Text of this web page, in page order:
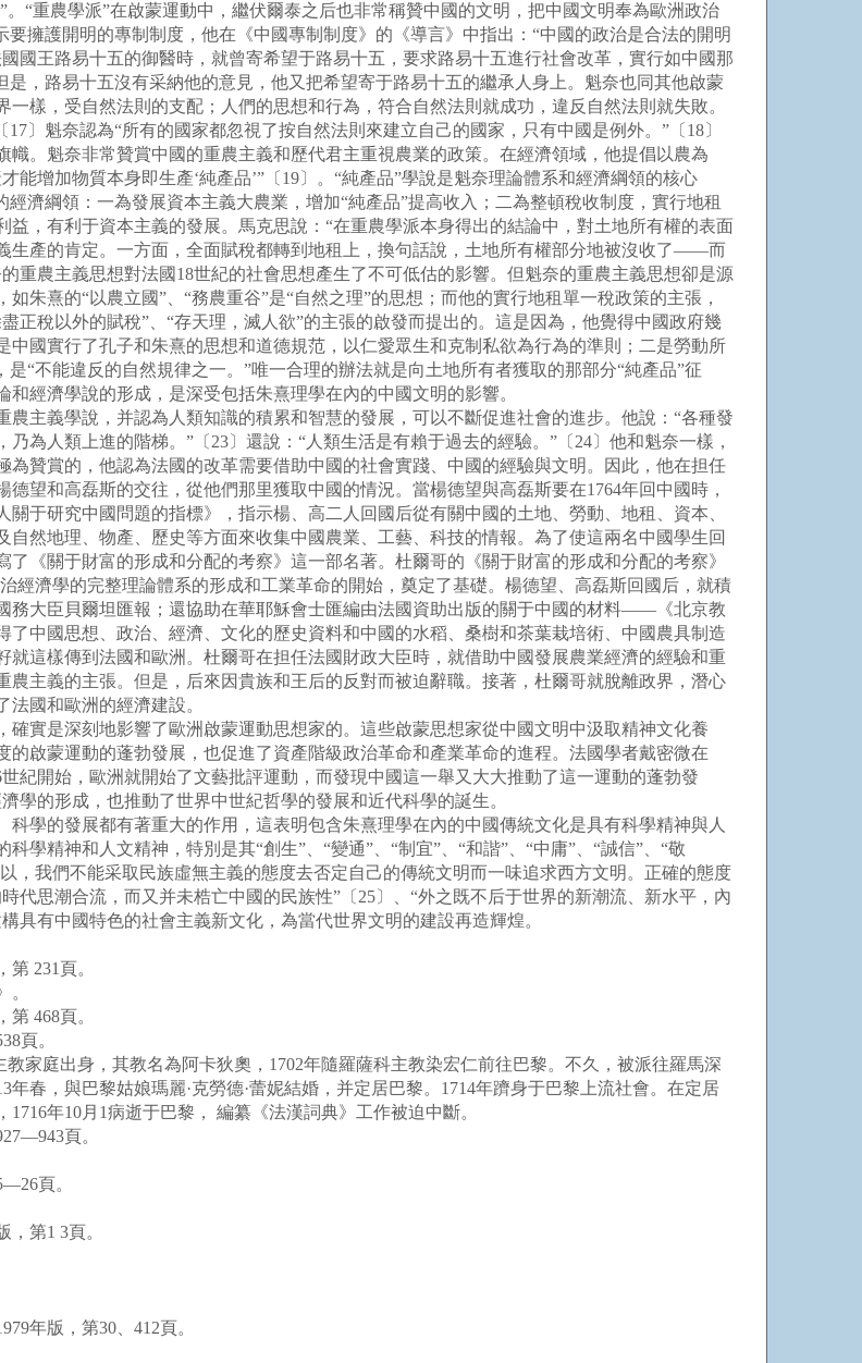
“重農學派”在啟蒙運動中，繼伏爾泰之后也非常稱贊中國的文明，把中國文明奉為歐洲政治
擁護開明的專制制度，他在《中國專制制度》的《導言》中指出：“中國的政治是合法的開明
國王路易十五的御醫時，就曾寄希望于路易十五，要求路易十五進行社會改革，實行如中國那
，路易十五沒有采納他的意見，他又把希望寄于路易十五的繼承人身上。魁奈也同其他啟蒙
樣，受自然法則的支配；人們的思想和行為，符合自然法則就成功，違反自然法則就失敗。
〕魁奈認為“所有的國家都忽視了按自然法則來建立自己的國家，只有中國是例外。”〔18〕
。魁奈非常贊賞中國的重農主義和歷代君主重視農業的政策。在經濟領域，他提倡以農為
增加物質本身即生產‘純產品’”〔19〕。“純產品”學說是魁奈理論體系和經濟綱領的核心
經濟綱領：一為發展資本主義大農業，增加“純產品”提高收入；二為整頓稅收制度，實行地租
，有利于資本主義的發展。馬克思說：“在重農學派本身得出的結論中，對土地所有權的表面
生產的肯定。一方面，全面賦稅都轉到地租上，換句話說，土地所有權部分地被沒收了——而
農主義思想對法國18世紀的社會思想產生了不可低估的影響。但魁奈的重農主義思想卻是源
朱熹的“以農立國”、“務農重谷”是“自然之理”的思想；而他的實行地租單一稅政策的主張，
正稅以外的賦稅”、“存天理，滅人欲”的主張的啟發而提出的。這是因為，他覺得中國政府幾
國實行了孔子和朱熹的思想和道德規范，以仁愛眾生和克制私欲為行為的準則；二是勞動所
“不能違反的自然規律之一。”唯一合理的辦法就是向土地所有者獲取的那部分“純產品”征
經濟學說的形成，是深受包括朱熹理學在內的中國文明的影響。
義學說，并認為人類知識的積累和智慧的發展，可以不斷促進社會的進步。他說：“各種發
為人類上進的階梯。”〔23〕還說：“人類生活是有賴于過去的經驗。”〔24〕他和魁奈一樣，
贊賞的，他認為法國的改革需要借助中國的社會實踐、中國的經驗與文明。因此，他在担任
望和高磊斯的交往，從他們那里獲取中國的情況。當楊德望與高磊斯要在1764年回中國時，
于研究中國問題的指標》，指示楊、高二人回國后從有關中國的土地、勞動、地租、資本、
然地理、物產、歷史等方面來收集中國農業、工藝、科技的情報。為了使這兩名中國學生回
《關于財富的形成和分配的考察》這一部名著。杜爾哥的《關于財富的形成和分配的考察》
經濟學的完整理論體系的形成和工業革命的開始，奠定了基礎。楊德望、高磊斯回國后，就積
務大臣貝爾坦匯報；還協助在華耶穌會士匯編由法國資助出版的關于中國的材料——《北京教
中國思想、政治、經濟、文化的歷史資料和中國的水稻、桑樹和茶葉栽培術、中國農具制造
這樣傳到法國和歐洲。杜爾哥在担任法國財政大臣時，就借助中國發展農業經濟的經驗和重
主義的主張。但是，后來因貴族和王后的反對而被迫辭職。接著，杜爾哥就脫離政界，潛心
國和歐洲的經濟建設。
是深刻地影響了歐洲啟蒙運動思想家的。這些啟蒙思想家從中國文明中汲取精神文化養
啟蒙運動的蓬勃發展，也促進了資產階級政治革命和產業革命的進程。法國學者戴密微在
紀開始，歐洲就開始了文藝批評運動，而發現中國這一舉又大大推動了這一運動的蓬勃發
學的形成，也推動了世界中世紀哲學的發展和近代科學的誕生。
的發展都有著重大的作用，這表明包含朱熹理學在內的中國傳統文化是具有科學精神與人
學精神和人文精神，特別是其“創生”、“變通”、“制宜”、“和諧”、“中庸”、“誠信”、“敬
，我們不能采取民族虛無主義的態度去否定自己的傳統文明而一味追求西方文明。正確的態度
代思潮合流，而又并未梏亡中國的民族性”〔25〕、“外之既不后于世界的新潮流、新水平，內
具有中國特色的社會主義新文化，為當代世界文明的建設再造輝煌。
231頁。
468頁。
頁。
庭出身，其教名為阿卡狄奧，1702年隨羅薩科主教染宏仁前往巴黎。不久，被派往羅馬深
春，與巴黎姑娘瑪麗·克勞德·蕾妮結婚，并定居巴黎。1714年躋身于巴黎上流社會。在定居
年10月1病逝于巴黎， 編纂《法漢詞典》工作被迫中斷。
頁。
頁。
第1 3頁。
年版，第30、412頁。